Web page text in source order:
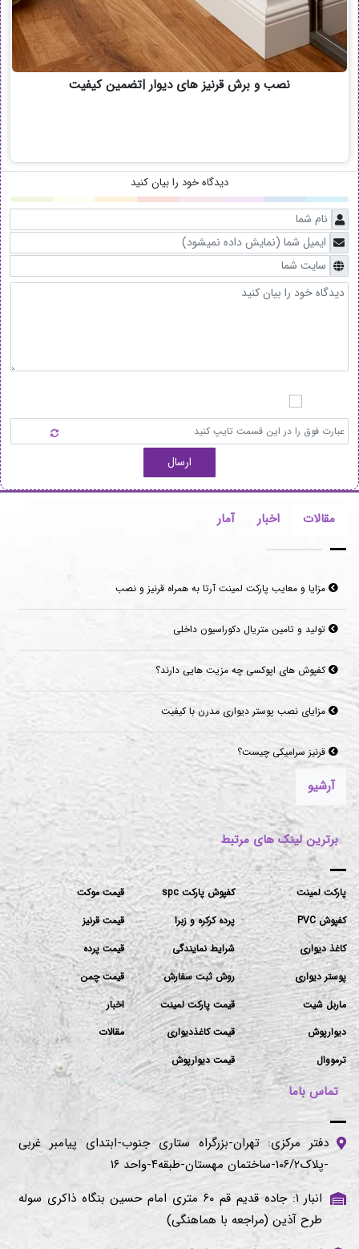
نصب و برش قرنیز های دیوار |تضمین کیفیت
دیدگاه خود را بیان کنید
ارسال
مقالات اخبار آمار
مزایا و معایب پارکت لمینت آرتا به همراه قرنیز و نصب
تولید و تامین متریال دکوراسیون داخلی
کفپوش های اپوکسی چه مزیت هایی دارند؟
مزایای نصب پوستر دیواری مدرن با کیفیت
قرنیز سرامیکی چیست؟
آرشیو
برترین لینک های مرتبط
پارکت لمینت
کفپوش PVC
کاغذ دیواری
پوستر دیواری
ماربل شیت
دیوارپوش
ترمووال
کفپوش پارکت spc
پرده کرکره و زبرا
شرایط نمایندگی
روش ثبت سفارش
قیمت پارکت لمینت
قیمت کاغذدیواری
قیمت دیوارپوش
قیمت موکت
قیمت قرنیز
قیمت پرده
قیمت چمن
اخبار
مقالات
تماس باما
دفتر مرکزی: تهران-بزرگراه ستاری جنوب-ابتدای پیامبر غربی
-پلاک۱۰۶/۲-ساختمان مهستان-طبقه۴-واحد ۱۶
انبار ۱: جاده قدیم قم ۶۰ متری امام حسین بنگاه ذاکری سوله
طرح آذین (مراجعه با هماهنگی)